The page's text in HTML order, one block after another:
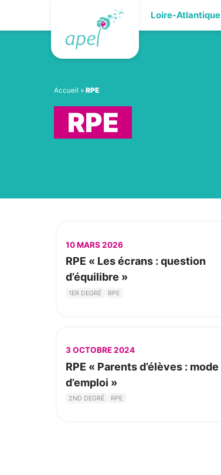
content
Loire-Atlantique
Accueil » RPE
RPE
10 MARS 2026
RPE « Les écrans : question
d’équilibre »
1ER DEGRÉ RPE
3 OCTOBRE 2024
RPE « Parents d’élèves : mode
d’emploi »
2ND DEGRÉ RPE